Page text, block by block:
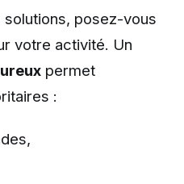
posez-vous
votre activité. Un
permet
: